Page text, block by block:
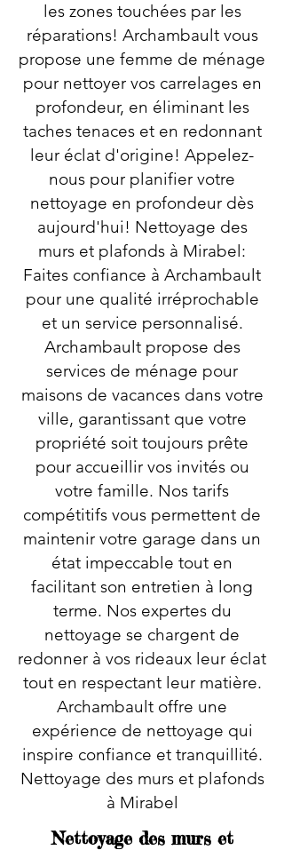
les zones touchées par les
réparations! Archambault vous
propose une femme de ménage
pour nettoyer vos carrelages en
profondeur, en éliminant les
taches tenaces et en redonnant
leur éclat d'origine! Appelez-
nous pour planifier votre
nettoyage en profondeur dès
aujourd'hui! Nettoyage des
murs et plafonds à Mirabel:
Faites confiance à Archambault
pour une qualité irréprochable
et un service personnalisé.
Archambault propose des
services de ménage pour
maisons de vacances dans votre
ville, garantissant que votre
propriété soit toujours prête
pour accueillir vos invités ou
votre famille. Nos tarifs
compétitifs vous permettent de
maintenir votre garage dans un
état impeccable tout en
facilitant son entretien à long
terme. Nos expertes du
nettoyage se chargent de
redonner à vos rideaux leur éclat
tout en respectant leur matière.
Archambault offre une
expérience de nettoyage qui
inspire confiance et tranquillité.
Nettoyage des murs et plafonds
à Mirabel
Nettoyage des murs et